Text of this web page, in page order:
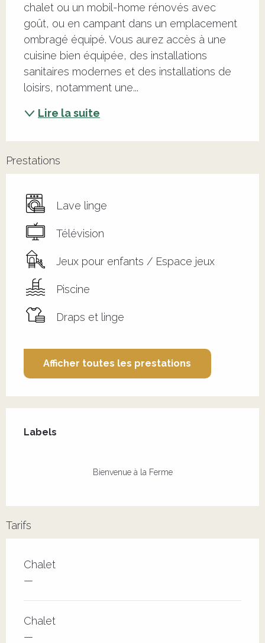
chalet ou un mobil-home rénovés avec
goût, ou en campant dans un emplacement
ombragé équipé. Vous aurez accès à une
cuisine bien équipée, des installations
sanitaires modernes et des installations de
loisirs, notamment une...
Lire la suite
Prestations
Lave linge
Télévision
Jeux pour enfants / Espace jeux
Piscine
Draps et linge
Afficher toutes les prestations
Labels
Labels
Bienvenue à la Ferme
Tarifs
Tarifs 2026
Chalet
—
Chalet
—